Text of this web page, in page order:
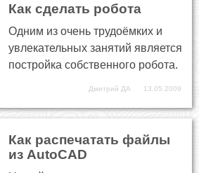
Как сделать робота
Одним из очень трудоёмких и
увлекательных занятий является
постройка собственного робота.
Дмитрий ДА 13.05.2009
Как распечатать файлы
из AutoCAD